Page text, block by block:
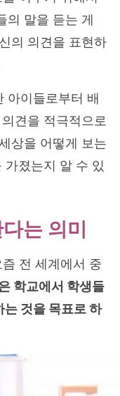
의 말을 듣는 게
의 의견을 표현하
아이들로부터 배
견을 적극적으로
상을 어떻게 보는
가졌는지 알 수 있
는 의미
전 세계에서 중
학교에서 학생들
는 것을 목표로 하